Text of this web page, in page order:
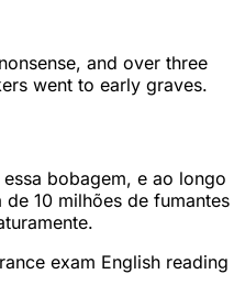
and over three
went to early graves.
bobagem, e ao longo
10 milhões de fumantes
exam English reading